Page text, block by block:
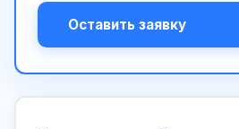
Оставить заявку